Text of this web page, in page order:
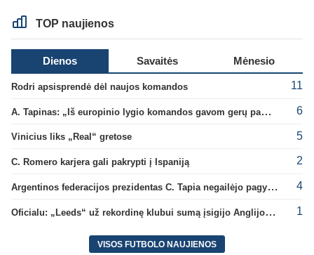
TOP naujienos
Dienos Savaitės Mėnesio
Rodri apsisprendė dėl naujos komandos 11
A. Tapinas: „Iš europinio lygio komandos gavom gerų pamokų“ 6
Vinicius liks „Real“ gretose 5
C. Romero karjera gali pakrypti į Ispaniją 2
Argentinos federacijos prezidentas C. Tapia negailėjo pagyrų G. Infantino 4
Oficialu: „Leeds“ už rekordinę klubui sumą įsigijo Anglijos rinktinės vartininką 1
VISOS FUTBOLO NAUJIENOS